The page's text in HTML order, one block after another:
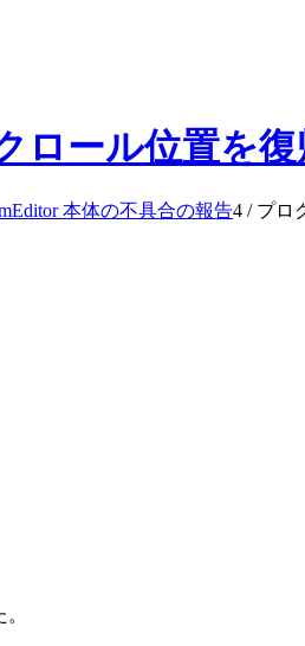
ロール位置を
本体の不具合の報告4 / プロ